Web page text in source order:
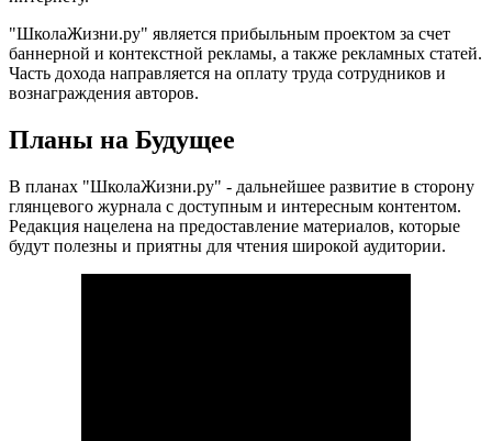
"ШколаЖизни.ру" является прибыльным проектом за счет
баннерной и контекстной рекламы, а также рекламных статей.
Часть дохода направляется на оплату труда сотрудников и
вознаграждения авторов.
Планы на Будущее
В планах "ШколаЖизни.ру" - дальнейшее развитие в сторону
глянцевого журнала с доступным и интересным контентом.
Редакция нацелена на предоставление материалов, которые
будут полезны и приятны для чтения широкой аудитории.